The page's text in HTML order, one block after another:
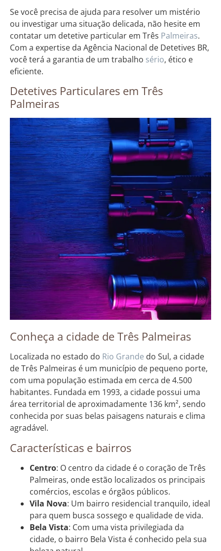
Se você precisa de ajuda para resolver um mistério
ou investigar uma situação delicada, não hesite em
contatar um detetive particular em Três Palmeiras.
Com a expertise da Agência Nacional de Detetives BR,
você terá a garantia de um trabalho sério, ético e
eficiente.
Detetives Particulares em Três
Palmeiras
Conheça a cidade de Três Palmeiras
Localizada no estado do Rio Grande do Sul, a cidade
de Três Palmeiras é um município de pequeno porte,
com uma população estimada em cerca de 4.500
habitantes. Fundada em 1993, a cidade possui uma
área territorial de aproximadamente 136 km², sendo
conhecida por suas belas paisagens naturais e clima
agradável.
Características e bairros
Centro: O centro da cidade é o coração de Três
Palmeiras, onde estão localizados os principais
comércios, escolas e órgãos públicos.
Vila Nova: Um bairro residencial tranquilo, ideal
para quem busca sossego e qualidade de vida.
Bela Vista: Com uma vista privilegiada da
cidade, o bairro Bela Vista é conhecido pela sua